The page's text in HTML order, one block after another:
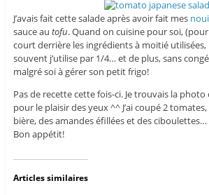
J’avais fait cette salade après avoir fait mes
sauce au tofu. Quand on cuisine pour soi,
court derrière les ingrédients à moitié
souvent j’utilise par 1/4… et de plus, sans
malgré soi à gérer son petit frigo!
Pas de recette cette fois-ci. Je trouvais la
pour le plaisir des yeux ^^ J’ai coupé 2
bière, des amandes éfillées et des
Bon appétit!
Articles similaires